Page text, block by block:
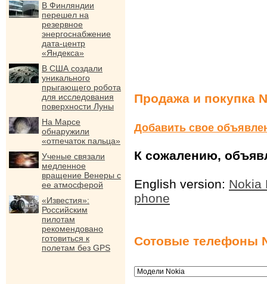
В Финляндии
перешел на
резервное
энергоснабжение
дата-центр
«Яндекса»
В США создали
уникального
прыгающего робота
для исследования
поверхности Луны
На Марсе
обнаружили
«отпечаток пальца»
Ученые связали
медленное
вращение Венеры с
ее атмосферой
«Известия»:
Российским
пилотам
рекомендовано
готовиться к
полетам без GPS
Продажа и покупка
Добавить свое
К сожалению,
English version: Nokia
phone
Сотовые телефоны